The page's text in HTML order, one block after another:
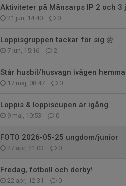
Aktiviteter på Månsarps IP 2 och 3
21 jun, 14:40 0
Loppisgruppen tackar för sig 🌼
7 jun, 15:16 2
Står husbil/husvagn ivägen
17 maj, 08:47 0
Loppis & loppiscupen är igång
9 maj, 10:53 0
FOTO 2026-05-25 ungdom/junior
27 apr, 21:03 0
Fredag, fotboll och derby!
22 apr, 12:31 0